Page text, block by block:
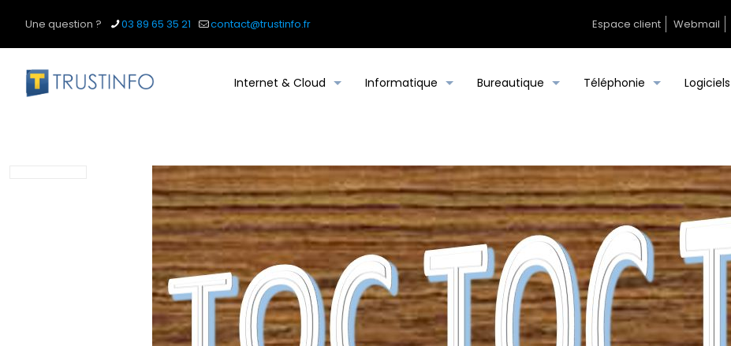
Une question ? 03 89 65 35 21 contact@trustinfo.fr Espace client Webmail
Internet & Cloud Informatique Bureautique Téléphonie Logiciels